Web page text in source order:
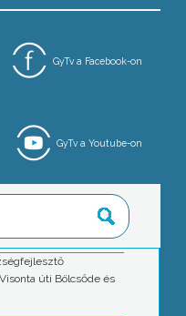
GyTv a Facebook-on
GyTv a Youtube-on
úti Bölcsőde és